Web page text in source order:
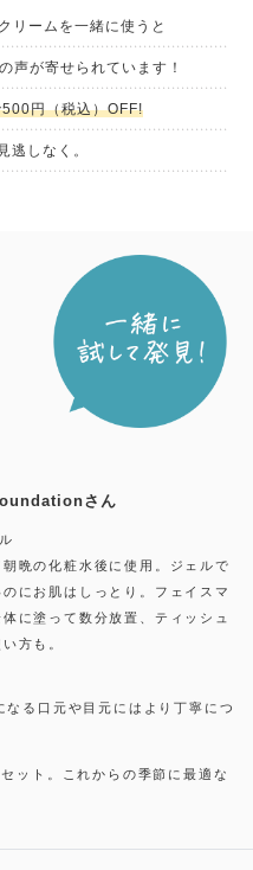
リームを一緒に使うと
声が寄せられています！
円（税込）OFF!
逃しなく。
さん
晩の化粧水後に使用。ジェルで
にお肌はしっとり。フェイスマ
に塗って数分放置、ティッシュ
方も。
る口元や目元にはより丁寧につ
ット。これからの季節に最適な